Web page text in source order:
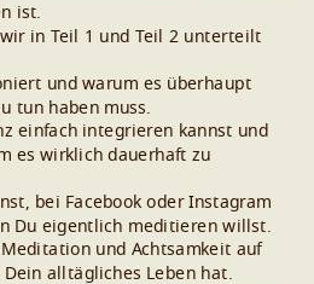
ist.
in Teil 1 und Teil 2 unterteilt
und warum es überhaupt
tun haben muss.
einfach integrieren kannst und
es wirklich dauerhaft zu
bei Facebook oder Instagram
Du eigentlich meditieren willst.
und Achtsamkeit auf
alltägliches Leben hat.